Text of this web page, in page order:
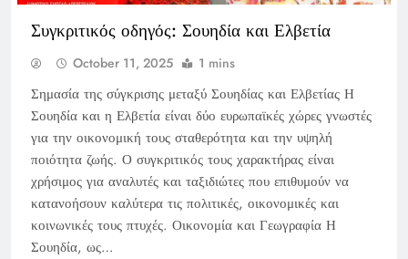
Συγκριτικός οδηγός: Σουηδία και Ελβετία
October 11, 2025 1 mins
Σημασία της σύγκρισης μεταξύ Σουηδίας και Ελβετίας Η
Σουηδία και η Ελβετία είναι δύο ευρωπαϊκές χώρες γνωστές
για την οικονομική τους σταθερότητα και την υψηλή
ποιότητα ζωής. Ο συγκριτικός τους χαρακτήρας είναι
χρήσιμος για αναλυτές και ταξιδιώτες που επιθυμούν να
κατανοήσουν καλύτερα τις πολιτικές, οικονομικές και
κοινωνικές τους πτυχές. Οικονομία και Γεωγραφία Η
Σουηδία, ως…